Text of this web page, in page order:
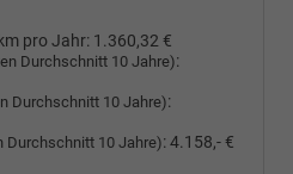
pro Jahr: 1.360,32 €
Durchschnitt 10 Jahre):
Durchschnitt 10 Jahre):
Durchschnitt 10 Jahre):4.158,- €